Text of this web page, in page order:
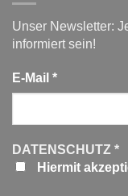
Unser Newsletter:
informiert sein!
E-Mail *
DATENSCHUTZ *
Hiermit